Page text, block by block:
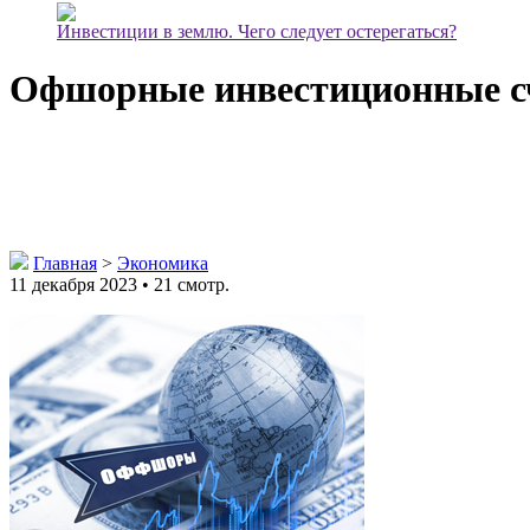
Инвестиции в землю. Чего следует остерегаться?
Офшорные инвестиционные
Главная > Экономика
11 декабря 2023 • 21 смотр.